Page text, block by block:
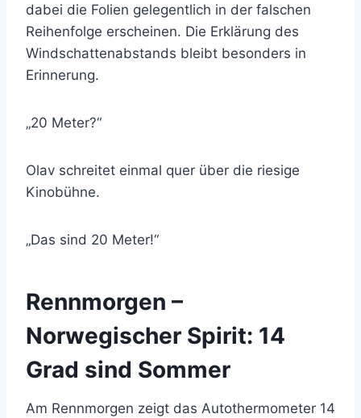
dabei die Folien gelegentlich in der falschen
Reihenfolge erscheinen. Die Erklärung des
Windschattenabstands bleibt besonders in
Erinnerung.
„20 Meter?“
Olav schreitet einmal quer über die riesige
Kinobühne.
„Das sind 20 Meter!“
Rennmorgen –
Norwegischer Spirit: 14
Grad sind Sommer
Am Rennmorgen zeigt das Autothermometer 14